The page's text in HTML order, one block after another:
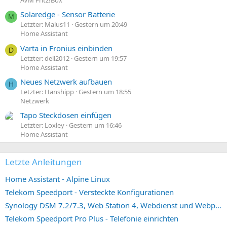
M Solaredge - Sensor Batterie
Letzter: Malus11
Gestern um 20:49
Home Assistant
D Varta in Fronius einbinden
Letzter: dell2012 Gestern um 19:57
Home Assistant
H Neues Netzwerk aufbauen
Letzter: Hanshipp Gestern um 18:55
Netzwerk
Tapo Steckdosen einfügen
Letzter: Loxley Gestern um 16:46
Home Assistant
Letzte Anleitungen
Home Assistant - Alpine Linux
Telekom Speedport - Versteckte Konfigurationen
Synology DSM 7.2/7.3, Web Station 4, Webdienst und Webportal erstellen (ehemals vHost)
Telekom Speedport Pro Plus - Telefonie einrichten